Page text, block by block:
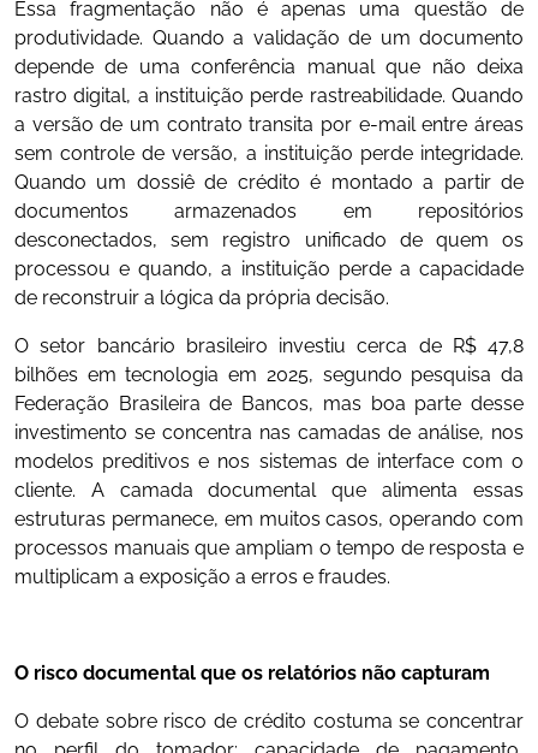
Essa fragmentação não é apenas uma questão de
produtividade. Quando a validação de um documento
depende de uma conferência manual que não deixa
rastro digital, a instituição perde rastreabilidade. Quando
a versão de um contrato transita por e-mail entre áreas
sem controle de versão, a instituição perde integridade.
Quando um dossiê de crédito é montado a partir de
documentos armazenados em repositórios
desconectados, sem registro unificado de quem os
processou e quando, a instituição perde a capacidade
de reconstruir a lógica da própria decisão.
O setor bancário brasileiro investiu cerca de R$ 47,8
bilhões em tecnologia em 2025, segundo pesquisa da
Federação Brasileira de Bancos, mas boa parte desse
investimento se concentra nas camadas de análise, nos
modelos preditivos e nos sistemas de interface com o
cliente. A camada documental que alimenta essas
estruturas permanece, em muitos casos, operando com
processos manuais que ampliam o tempo de resposta e
multiplicam a exposição a erros e fraudes.
O risco documental que os relatórios não capturam
O debate sobre risco de crédito costuma se concentrar